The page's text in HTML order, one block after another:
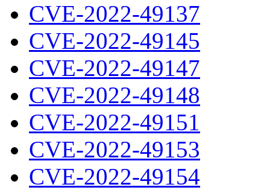
CVE-2022-49137
CVE-2022-49145
CVE-2022-49147
CVE-2022-49148
CVE-2022-49151
CVE-2022-49153
CVE-2022-49154